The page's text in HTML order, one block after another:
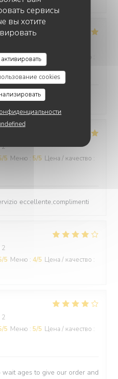
сервисы
вы хотите
cookies
/5 Меню: 5/5 Цена / качество :
2
/5 Меню : 5/5 Цена / качество :
eccellente,complimenti
2
/5 Меню : 4/5 Цена / качество :
2
/5 Меню : 5/5 Цена / качество :
ages to give our order and